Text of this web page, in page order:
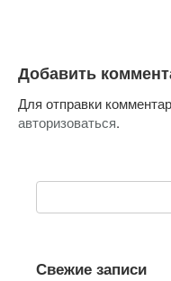
Добавить
Для отправки
авторизоваться.
Поиск:
Свежие записи